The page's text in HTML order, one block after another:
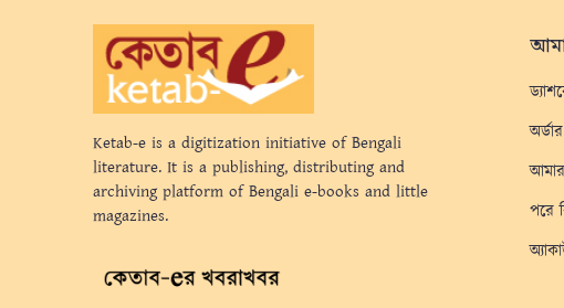
Ketab-e is a digitization initiative of Bengali
literature. It is a publishing, distributing and
archiving platform of Bengali e-books and little
magazines.
অর্ডার
পরে